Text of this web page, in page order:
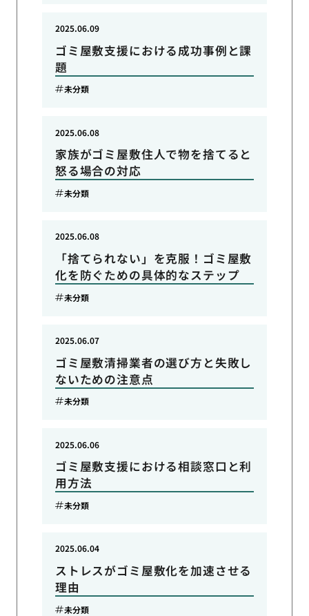
ゴミ屋敷支援における成功事例と課
題
2025.06.09
未分類
家族がゴミ屋敷住人で物を捨てると
怒る場合の対応
2025.06.08
未分類
「捨てられない」を克服！ゴミ屋敷
化を防ぐための具体的なステップ
2025.06.08
未分類
ゴミ屋敷清掃業者の選び方と失敗し
ないための注意点
2025.06.07
未分類
ゴミ屋敷支援における相談窓口と利
用方法
2025.06.06
未分類
ストレスがゴミ屋敷化を加速させる
理由
2025.06.04
未分類